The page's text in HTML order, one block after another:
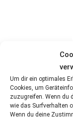
Um dir ein optimales
Cookies, um
zuzugreifen. Wenn du
wie das Surfverhalten
Wenn du deine